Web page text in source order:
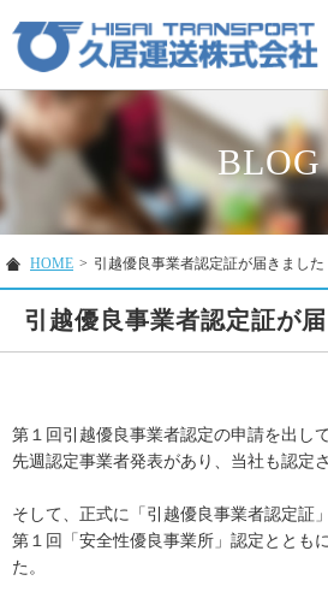
BLOG
HOME > 引越優良事業者認定証が届きました
引越優良事業者認定証が
第１回引越優良事業者認定の申請を出し
先週認定事業者発表があり、当社も認定
そして、正式に「引越優良事業者認定証
第１回「安全性優良事業所」認定ととも
た。